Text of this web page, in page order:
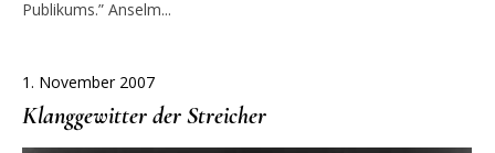
Publikums.” Anselm...
1. November 2007
Klanggewitter der Streicher